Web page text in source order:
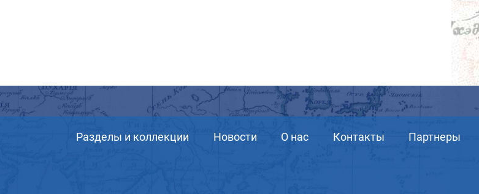
Разделы и коллекции Новости О нас Контакты Партнеры